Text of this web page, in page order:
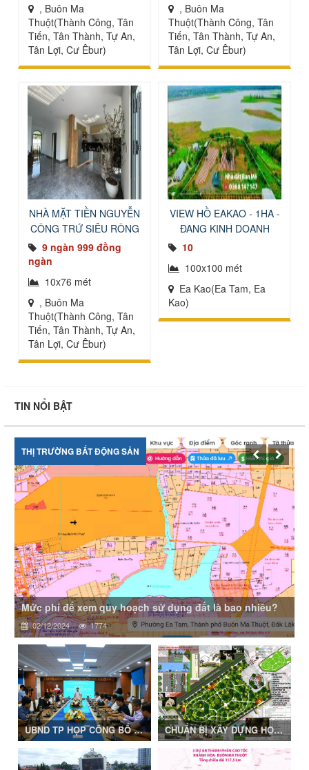
, Buôn Ma
Thuột(Thành Công, Tân
Tiến, Tân Thành, Tự An,
Tân Lợi, Cư Êbur)
, Buôn Ma
Thuột(Thành Công, Tân
Tiến, Tân Thành, Tự An,
Tân Lợi, Cư Êbur)
NHÀ MẶT TIỀN NGUYỄN
CÔNG TRỨ SIÊU RỘNG
9 ngàn 999 đồng
ngàn
10x76 mét
, Buôn Ma
Thuột(Thành Công, Tân
Tiến, Tân Thành, Tự An,
Tân Lợi, Cư Êbur)
VIEW HỒ EAKAO - 1HA -
ĐANG KINH DOANH
10
100x100 mét
Ea Kao(Ea Tam, Ea
Kao)
TIN NỔI BẬT
THỊ TRƯỜNG BẤT ĐỘNG SẢN
Mức phí để xem quy hoạch sử dụng đất là bao nhiêu?
02/12/2024 1774
UBND TP HỌP CÔNG BỐ QĐ... CHUẨN BỊ XÂY DỰNG HOA...